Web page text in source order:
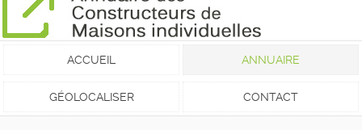
ACCUEIL ANNUAIRE
GÉOLOCALISER CONTACT